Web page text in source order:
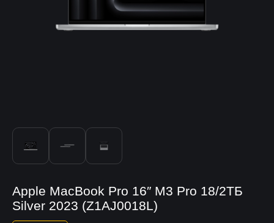
Apple MacBook Pro 16″ M3 Pro 18/2ТБ
Silver 2023 (Z1AJ0018L)